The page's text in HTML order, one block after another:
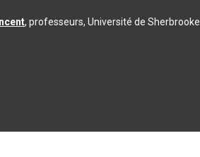
, professeurs, Université de Sherbrooke